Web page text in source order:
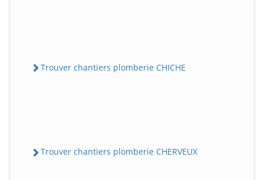
Trouver chantiers plomberie CHICHE
Trouver chantiers plomberie CHERVEUX